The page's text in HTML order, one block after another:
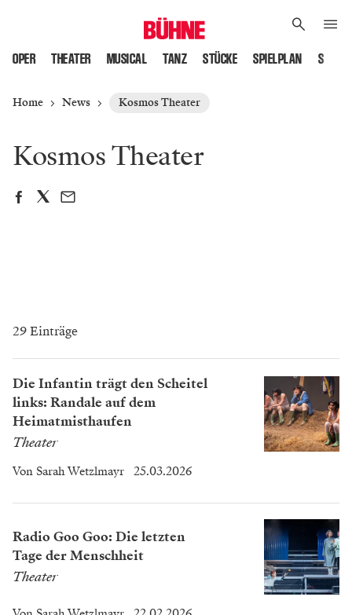
OPER THEATER MUSICAL TANZ STÜCKE SPIELPLAN
Home News Kosmos Theater
Kosmos Theater
29 Einträge
Die Infantin trägt den Scheitel
links: Randale auf dem
Heimatmisthaufen
Theater
Von Sarah Wetzlmayr 25.03.2026
Radio Goo Goo: Die letzten
Tage der Menschheit
Theater